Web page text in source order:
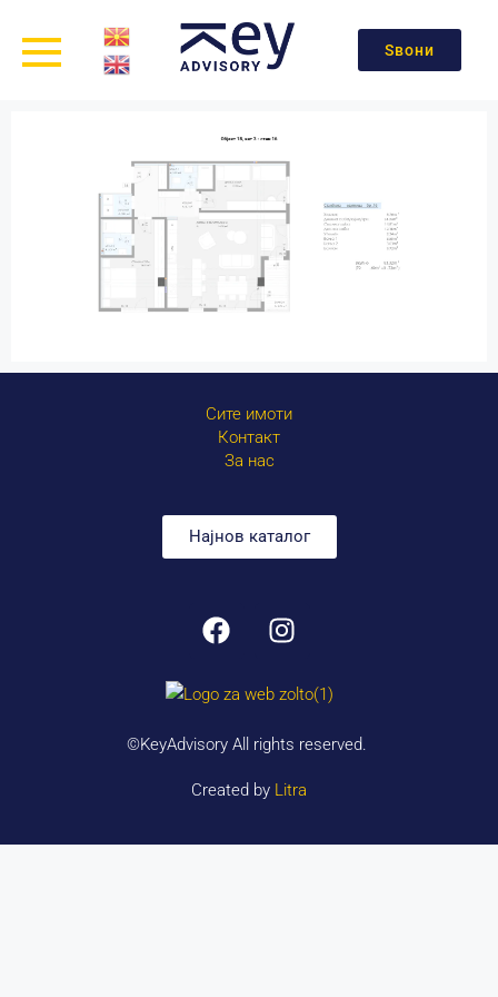
Ѕвони
Сите имоти
Контакт
За нас
Најнов каталог
©KeyAdvisory All rights reserved.
Created by Litra